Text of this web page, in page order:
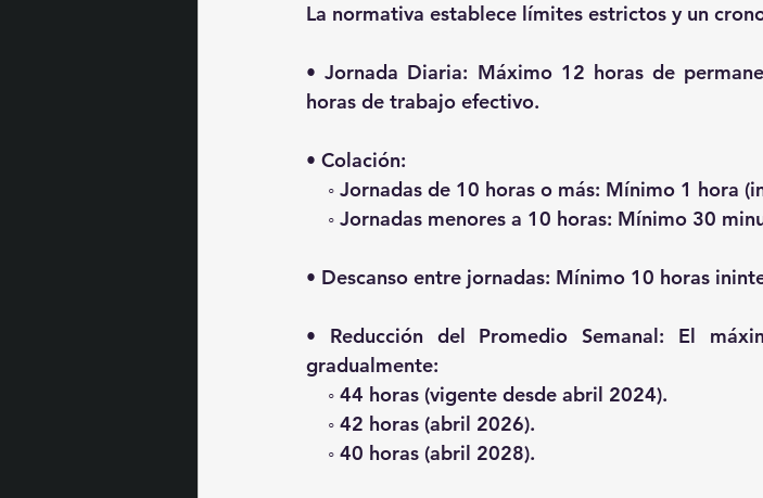
La normativa establece límites estrictos y un
• Jornada Diaria: Máximo 12 horas de
horas de trabajo efectivo.
• Colación:
◦ Jornadas de 10 horas o más: Mínimo 1 hora
◦ Jornadas menores a 10 horas: Mínimo 30
• Descanso entre jornadas: Mínimo 10 horas
• Reducción del Promedio Semanal: El
gradualmente:
◦ 44 horas (vigente desde abril 2024).
◦ 42 horas (abril 2026).
◦ 40 horas (abril 2028).